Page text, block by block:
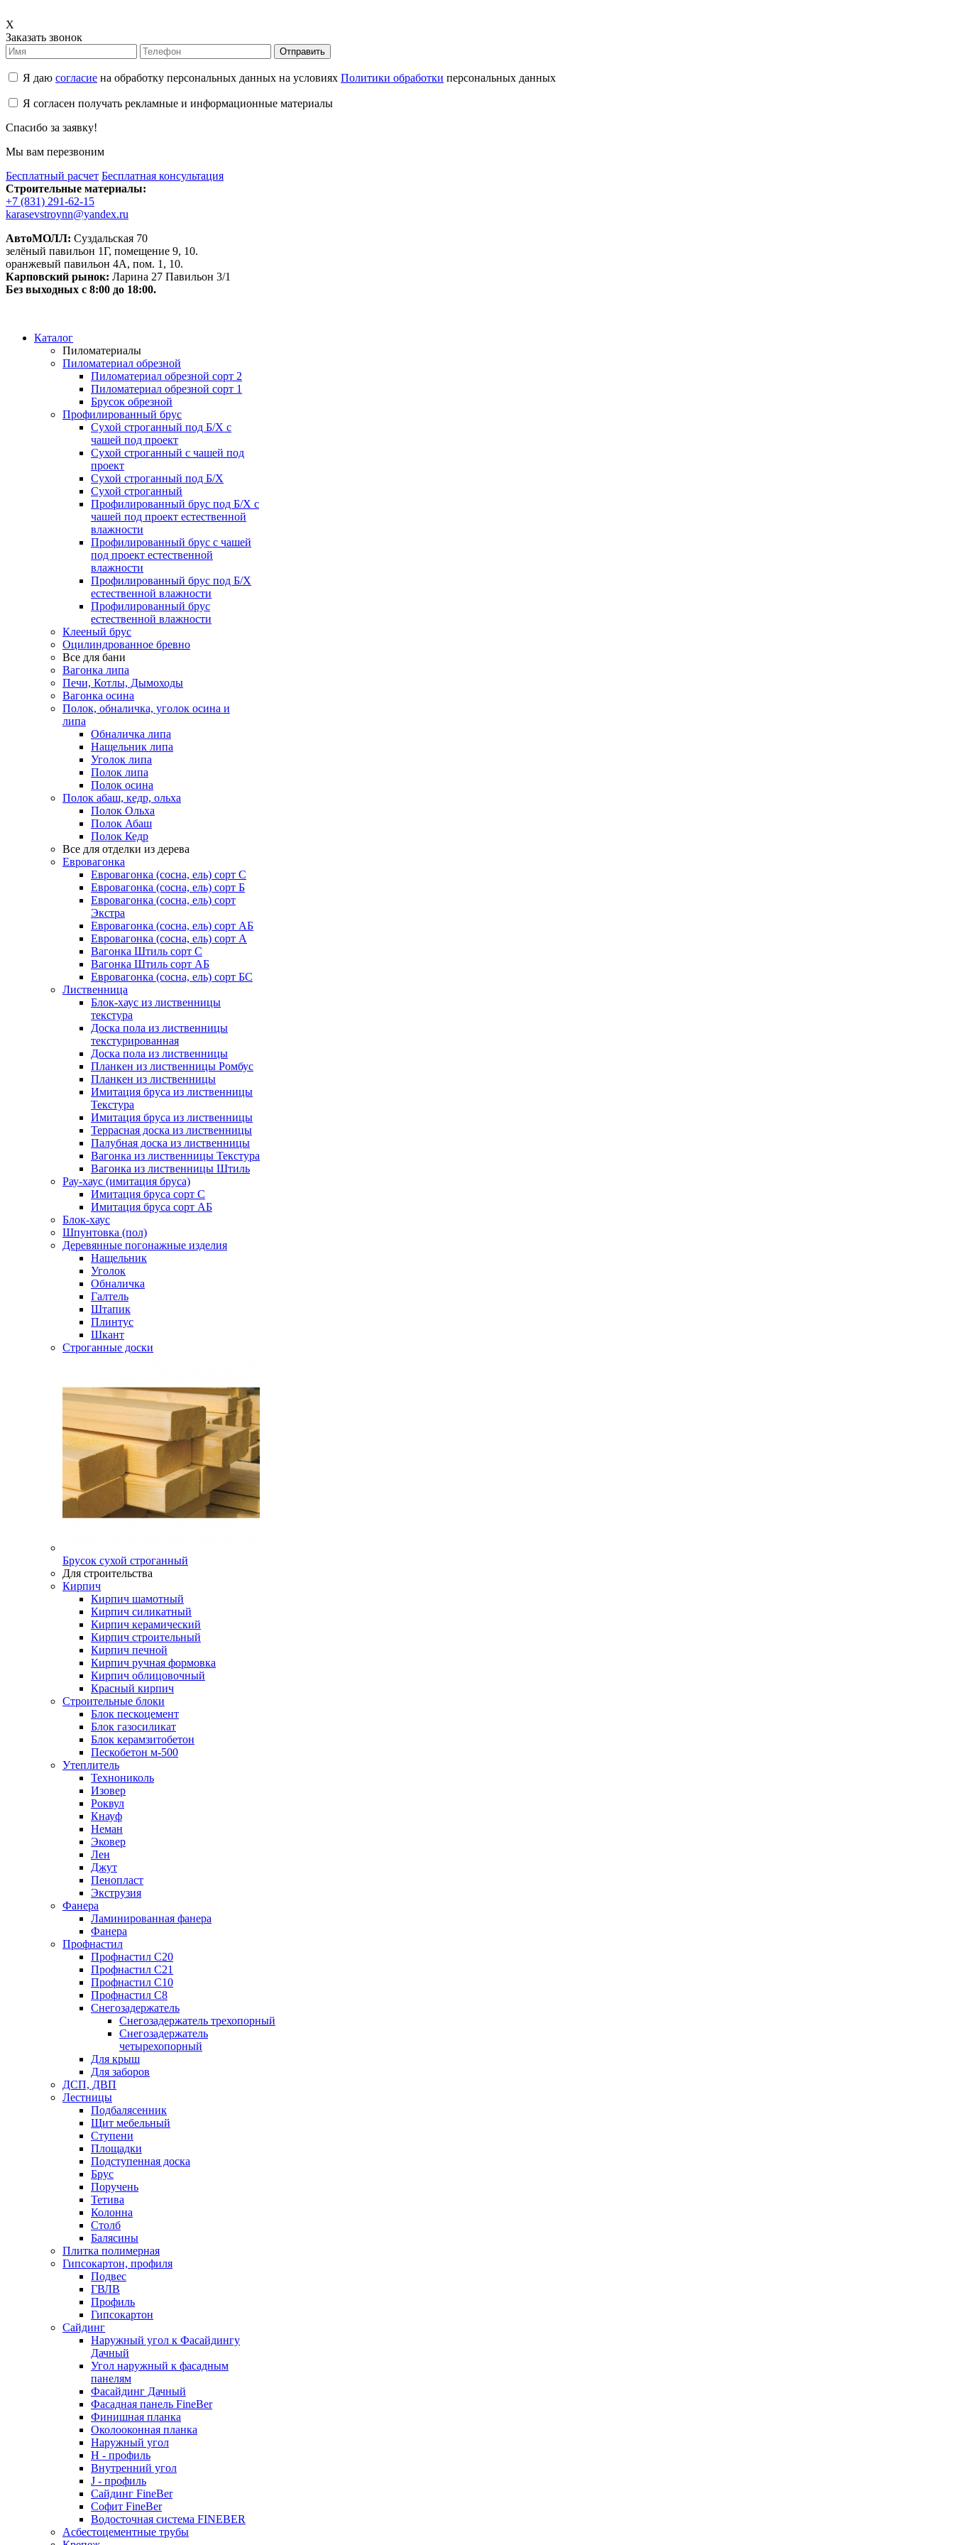
X
Заказать звонок
Отправить
Я даю согласие на обработку персональных данных на условиях Политики обработки персональных данных
Я согласен получать рекламные и информационные материалы
Спасибо за заявку!
Мы вам перезвоним
Бесплатный расчет Бесплатная консультация
Строительные материалы:
+7 (831) 291-62-15
karasevstroynn@yandex.ru
АвтоМОЛЛ: Суздальская 70
зелёный павильон 1Г, помещение 9, 10.
оранжевый павильон 4А, пом. 1, 10.
Карповский рынок: Ларина 27 Павильон 3/1
Без выходных с 8:00 до 18:00.
Каталог
Пиломатериалы
Пиломатериал обрезной
Пиломатериал обрезной сорт 2
Пиломатериал обрезной сорт 1
Брусок обрезной
Профилированный брус
Сухой строганный под Б/Х с
чашей под проект
Сухой строганный с чашей под
проект
Сухой строганный под Б/Х
Сухой строганный
Профилированный брус под Б/Х с
чашей под проект естественной
влажности
Профилированный брус с чашей
под проект естественной
влажности
Профилированный брус под Б/Х
естественной влажности
Профилированный брус
естественной влажности
Клееный брус
Оцилиндрованное бревно
Все для бани
Вагонка липа
Печи, Котлы, Дымоходы
Вагонка осина
Полок, обналичка, уголок осина и
липа
Обналичка липа
Нащельник липа
Уголок липа
Полок липа
Полок осина
Полок абаш, кедр, ольха
Полок Ольха
Полок Абаш
Полок Кедр
Все для отделки из дерева
Евровагонка
Евровагонка (сосна, ель) сорт С
Евровагонка (сосна, ель) сорт Б
Евровагонка (сосна, ель) сорт
Экстра
Евровагонка (сосна, ель) сорт АБ
Евровагонка (сосна, ель) сорт А
Вагонка Штиль сорт С
Вагонка Штиль сорт АБ
Евровагонка (сосна, ель) сорт БС
Лиственница
Блок-хаус из лиственницы
текстура
Доска пола из лиственницы
текстурированная
Доска пола из лиственницы
Планкен из лиственницы Ромбус
Планкен из лиственницы
Имитация бруса из лиственницы
Текстура
Имитация бруса из лиственницы
Террасная доска из лиственницы
Палубная доска из лиственницы
Вагонка из лиственницы Текстура
Вагонка из лиственницы Штиль
Рау-хаус (имитация бруса)
Имитация бруса сорт С
Имитация бруса сорт АБ
Блок-хаус
Шпунтовка (пол)
Деревянные погонажные изделия
Нащельник
Уголок
Обналичка
Галтель
Штапик
Плинтус
Шкант
Строганные доски
Брусок сухой строганный
Для строительства
Кирпич
Кирпич шамотный
Кирпич силикатный
Кирпич керамический
Кирпич строительный
Кирпич печной
Кирпич ручная формовка
Кирпич облицовочный
Красный кирпич
Строительные блоки
Блок пескоцемент
Блок газосиликат
Блок керамзитобетон
Пескобетон м-500
Утеплитель
Технониколь
Изовер
Роквул
Кнауф
Неман
Эковер
Лен
Джут
Пенопласт
Экструзия
Фанера
Ламинированная фанера
Фанера
Профнастил
Профнастил С20
Профнастил С21
Профнастил С10
Профнастил С8
Снегозадержатель
Снегозадержатель трехопорный
Снегозадержатель
четырехопорный
Для крыш
Для заборов
ДСП, ДВП
Лестницы
Подбалясенник
Щит мебельный
Ступени
Площадки
Подступенная доска
Брус
Поручень
Тетива
Колонна
Столб
Балясины
Плитка полимерная
Гипсокартон, профиля
Подвес
ГВЛВ
Профиль
Гипсокартон
Сайдинг
Наружный угол к Фасайдингу
Дачный
Угол наружный к фасадным
панелям
Фасайдинг Дачный
Фасадная панель FineBer
Финишная планка
Околооконная планка
Наружный угол
H - профиль
Внутренний угол
J - профиль
Сайдинг FineBer
Софит FineBer
Водосточная система FINEBER
Асбестоцементные трубы